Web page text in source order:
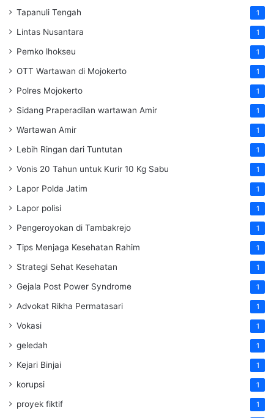
Tapanuli Tengah 1
Lintas Nusantara 1
Pemko lhokseu 1
OTT Wartawan di Mojokerto 1
Polres Mojokerto 1
Sidang Praperadilan wartawan Amir 1
Wartawan Amir 1
Lebih Ringan dari Tuntutan 1
Vonis 20 Tahun untuk Kurir 10 Kg Sabu 1
Lapor Polda Jatim 1
Lapor polisi 1
Pengeroyokan di Tambakrejo 1
Tips Menjaga Kesehatan Rahim 1
Strategi Sehat Kesehatan 1
Gejala Post Power Syndrome 1
Advokat Rikha Permatasari 1
Vokasi 1
geledah 1
Kejari Binjai 1
korupsi 1
proyek fiktif 1